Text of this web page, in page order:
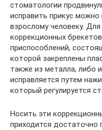
стоматологии
исправить прикус можно
взрослому человеку.
коррекционных
приспособлений,
которой закреплены
также из металла, либо
исправляется путем
который регулируется
Носить эти
приходится достаточно